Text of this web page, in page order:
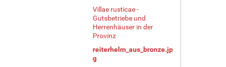
Villae rusticae -
Gutsbetriebe und
Herrenhäuser in der
Provinz
reiterhelm_aus_bronze.jp
g